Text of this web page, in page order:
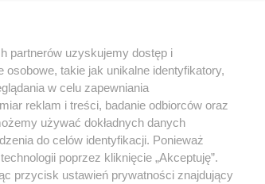
powinni
Nasz animator
z grupy
panelu
i prądnicy) lub
i
Wystawa
Lazarevej
7 sierpnia
Miejska
filia nr 54
Wernisaże
Darmowe
partnerów uzyskujemy dostęp i
takie jak unikalne identyfikatory,
w celu zapewniania
reklam i treści, badanie odbiorców oraz
używać dokładnych danych
do celów identyfikacji. Ponieważ
poprzez kliknięcie „Akceptuję”.
przycisk ustawień prywatności znajdujący